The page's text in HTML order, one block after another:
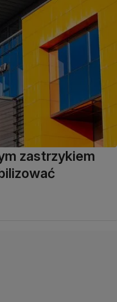
zastrzykiem